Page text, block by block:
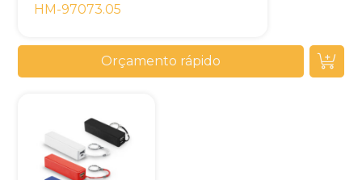
HM-97073.05
Orçamento rápido